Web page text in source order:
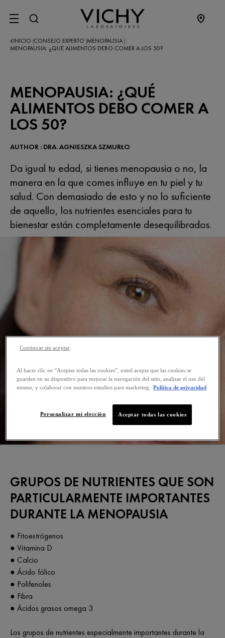
SITE MENU
INICIO CONSEJO EXPERTO MENOPAUSIA
MENOPAUSIA: ¿QUÉ ALIMENTOS DEBO COMER A LOS 50?
MENOPAUSIA: ¿QUÉ
ALIMENTOS DEBO COMER A
LOS 50?
Da igual tu edad, si tienes menopausia o no, la
manera en la que comes influye en tu piel y tu
salud. Con demasiado de esto y no lo suficiente
de aquello, los nutrientes esenciales para tu
bienestar están completamente desequilibrados.
AUTHOR : DRA. AGNIESZKA SZMURŁO
GRUPOS DE NUTRIENTES QUE SON
PARTICULARMENTE IMPORTANTES
DURANTE LA MENOPAUSIA
● Fitoestrógenos
● Vitamina D
● Calcio
● Ácido fólico
● Polifenoles
● Fibra
● Ácidos grasos omega 3
Los grupos de nutrientes especialmente importantes durante la
Al hacer clic en “Aceptar todas las cookies”, usted acepta que las cookies se
guarden en su dispositivo para mejorar la navegación del sitio, analizar el uso del
mismo, y colaborar con nuestros estudios para marketing.
Política de privacidad
Aceptar todas las cookies
Personalizar mi elección
Continuar sin aceptar